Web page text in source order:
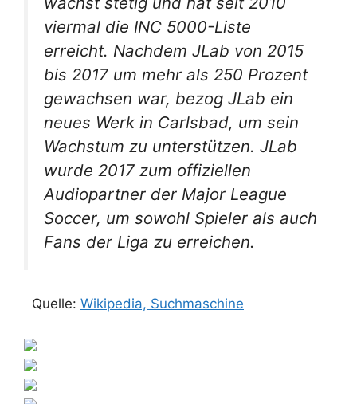
viermal die INC 5000-Liste
erreicht. Nachdem JLab von 2015
bis 2017 um mehr als 250 Prozent
gewachsen war, bezog JLab ein
neues Werk in Carlsbad, um sein
Wachstum zu unterstützen. JLab
wurde 2017 zum offiziellen
Audiopartner der Major League
Soccer, um sowohl Spieler als auch
Fans der Liga zu erreichen.
Quelle: Wikipedia, Suchmaschine